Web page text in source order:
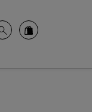
RechercheCommandez